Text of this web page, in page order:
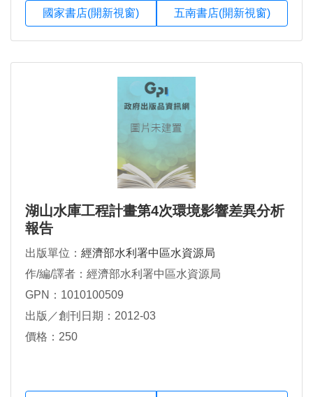
國家書店(開新視窗) 五南書店(開新視窗)
湖山水庫工程計畫第4次環境影響差異分析
報告
出版單位： 經濟部水利署中區水資源局
作/編/譯者：經濟部水利署中區水資源局
GPN：1010100509
出版／創刊日期：2012-03
價格：250